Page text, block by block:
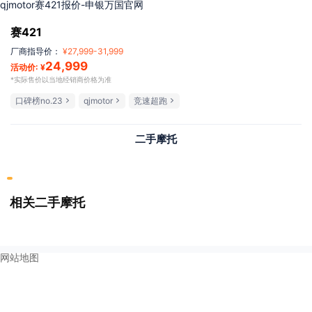
qjmotor赛421报价-申银万国官网
赛421
厂商指导价： ¥27,999-31,999
活动价: ¥24,999
*实际售价以当地经销商价格为准
口碑榜no.23 qjmotor 竞速超跑
二手摩托
相关二手摩托
网站地图